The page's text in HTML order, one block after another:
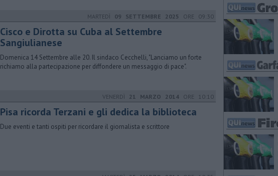
MARTEDÌ 09 SETTEMBRE 2025 ORE 09:30
Cisco e Dirotta su Cuba al Settembre
Sangiulianese
Domenica 14 Settembre alle 20. Il sindaco Cecchelli, "Lanciamo un forte
richiamo alla partecipazione per diffondere un messaggio di pace".
VENERDÌ 21 MARZO 2014 ORE 10:10
​Pisa ricorda Terzani e gli dedica la biblioteca
Due eventi e tanti ospiti per ricordare il giornalista e scrittore